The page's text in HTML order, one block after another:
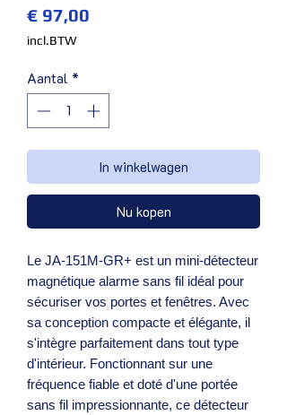
€ 97,00
incl.BTW
Aantal *
In winkelwagen
Nu kopen
Le JA-151M-GR+ est un mini-détecteur
magnétique alarme sans fil idéal pour
sécuriser vos portes et fenêtres. Avec
sa conception compacte et élégante, il
s'intègre parfaitement dans tout type
d'intérieur. Fonctionnant sur une
fréquence fiable et doté d'une portée
sans fil impressionnante, ce détecteur